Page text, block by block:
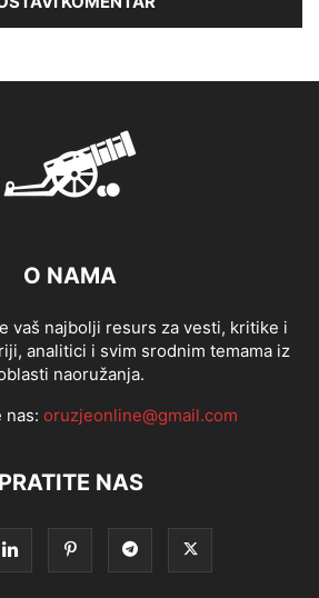
O NAMA
vaš najbolji resurs za vesti, kritike i
analitici i svim srodnim temama iz
naoružanja.
nas: oruzjeonline@gmail.com
PRATITE NAS